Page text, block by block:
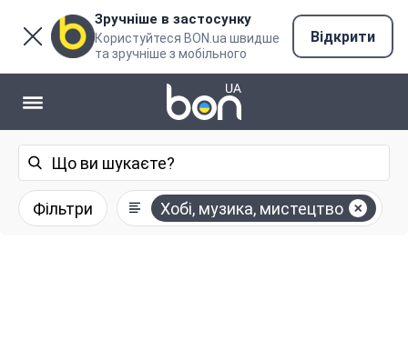
Зручніше в застосунку
Користуйтеся BON.ua швидше
та зручніше з мобільного
Відкрити
Фільтри Хобі, музика, мистецтво